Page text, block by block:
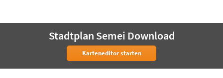
Stadtplan Semei Download
Karteneditor starten